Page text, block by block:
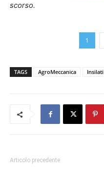
scorso.
1
TAGS AgroMeccanica Insilati
Articolo precedente